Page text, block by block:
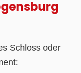
Schloss oder